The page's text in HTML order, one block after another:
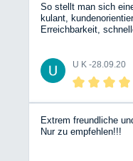
So stellt man sich
kulant,
Erreichbarkeit,
Scheibe von
Nochmals dickes Lob
Udo Krines
U K -28.09.20
Extrem freundliche
Nur zu empfehlen!!!